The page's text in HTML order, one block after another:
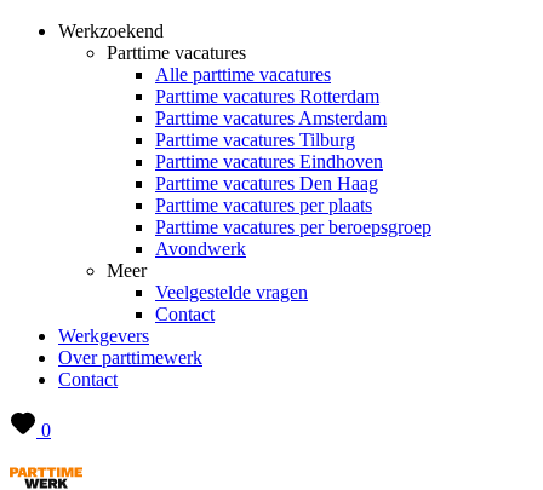
Werkzoekend
Parttime vacatures
Alle parttime vacatures
Parttime vacatures Rotterdam
Parttime vacatures Amsterdam
Parttime vacatures Tilburg
Parttime vacatures Eindhoven
Parttime vacatures Den Haag
Parttime vacatures per plaats
Parttime vacatures per beroepsgroep
Avondwerk
Meer
Veelgestelde vragen
Contact
Werkgevers
Over parttimewerk
Contact
0